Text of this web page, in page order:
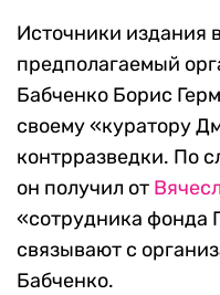
Источники издания
предполагаемый
Бабченко Борис
своему «куратору
контрразведки. По
он получил от
«сотрудника фонда
связывают с
Бабченко.